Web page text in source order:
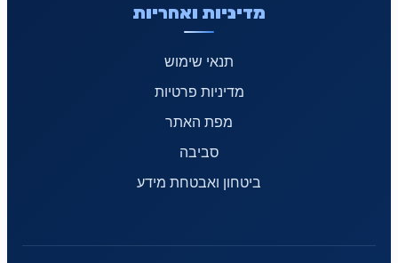
מדיניות ואחריות
תנאי שימוש
מדיניות פרטיות
מפת האתר
סביבה
ביטחון ואבטחת מידע